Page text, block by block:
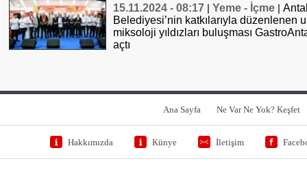
15.11.2024 - 08:17 Yeme - İçme
Belediyesi’nin katkılarıyla düzenlenen
miksoloji yıldızları buluşması
açtı
Ana Sayfa Ne Var Ne Yok? Keşfet
Hakkımızda Künye İletişim